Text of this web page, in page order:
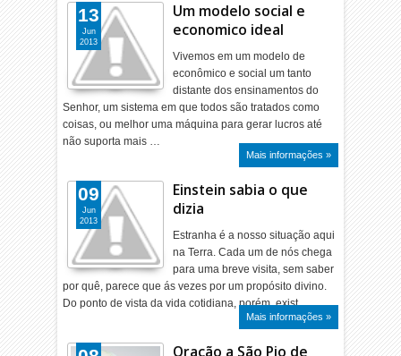
Um modelo social e
economico ideal
Vivemos em um modelo de
econômico e social um tanto
distante dos ensinamentos do
Senhor, um sistema em que todos são tratados como
coisas, ou melhor uma máquina para gerar lucros até
não suporta mais …
Mais informações »
13
Jun
2013
Einstein sabia o que
dizia
Estranha é a nosso situação aqui
na Terra. Cada um de nós chega
para uma breve visita, sem saber
por quê, parece que ás vezes por um propósito divino.
Do ponto de vista da vida cotidiana, porém, exist…
Mais informações »
09
Jun
2013
Oração a São Pio de